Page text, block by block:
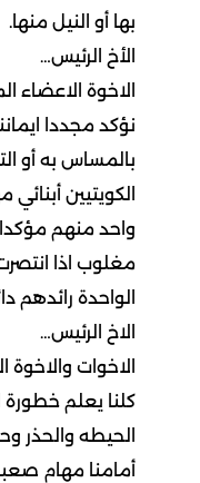
بها أو النيل منها.
الأخ الرئيس…
الاخوة الاعضاء
نؤكد مجددا
بالمساس به أو
الكويتيين
واحد منهم
مغلوب اذا
الواحدة
الاخ الرئيس…
الاخوات والاخوة
كلنا يعلم
الحيطه والحذر
أمامنا مهام